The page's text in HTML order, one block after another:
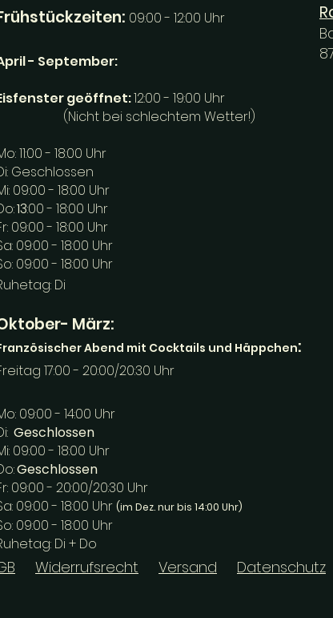
09:00 - 12:00 Uhr
- September:
geöffnet:12:00 - 19:00 Uhr
(Nicht bei schlechtem Wetter!)
11:00 - 18:00 Uhr
Geschlossen
09:00 - 18:00 Uhr
13:00 - 18:00 Uhr
09:00 - 18:00 Uhr
09:00 - 18:00 Uhr
09:00 - 18:00 Uhr
Di
März:
Abend mit Cocktails und Häppchen:
17:00 - 20:00/20:30 Uhr
09:00 - 14:00 Uhr
Geschlossen
09:00 - 18:00 Uhr
Geschlossen
09:00 - 20:00/20:30 Uhr
09:00 - 18:00 Uhr (im Dez. nur bis 14:00 Uhr)
09:00 - 18:00 Uhr
Di + Do
Widerrufsrecht Versand Datenschutz